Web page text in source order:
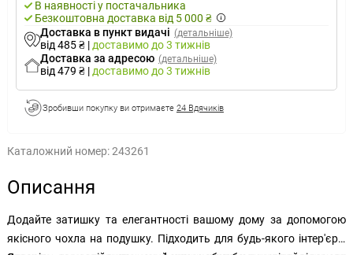
В наявності у постачальника
Безкоштовна доставка від 5 000 ₴
Доставка в пункт видачі (детальніше)
від 485 ₴ | доставимо до 3 тижнів
Доставка за адресою (детальніше)
від 479 ₴ | доставимо до 3 тижнів
Зробивши покупку ви отримаєте 24 Вдячиків
Каталожний номер:243261
Описання
Додайте затишку та елегантності вашому дому за допомогою
якісного чохла на подушку. Підходить для будь-якого інтер'єру.